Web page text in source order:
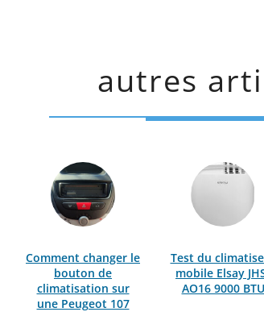
autres
Comment changer le
bouton de
climatisation sur
une Peugeot 107
Test du
mobile Elsay
AO16 9000 BTU